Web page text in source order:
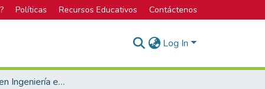
Políticas Recursos Educativos Contáctenos
Log In
Bachillerato en Ingeniería en Diseño Industrial